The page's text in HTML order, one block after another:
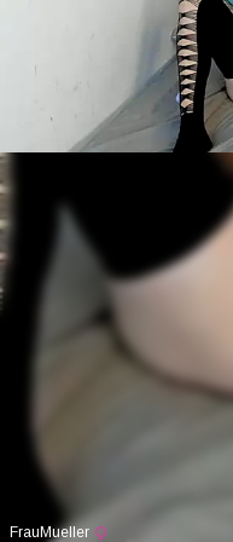
FrauMueller